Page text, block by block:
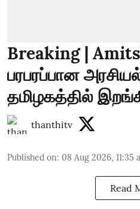
Breaking |
பரபரப்பான
தமிழகத்தில்
thanthitv
Published on: 08 Aug 2026, 11:35
Read